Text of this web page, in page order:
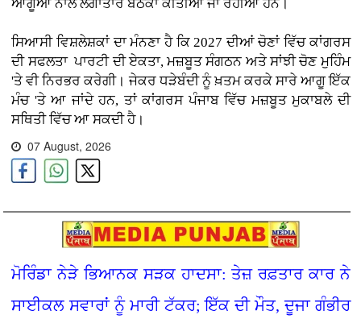
ਆਗੂਆਂ ਨਾਲ ਲਗਾਤਾਰ ਬੈਠਕਾਂ ਕੀਤੀਆਂ ਜਾ ਰਹੀਆਂ ਹਨ।
ਸਿਆਸੀ ਵਿਸ਼ਲੇਸ਼ਕਾਂ ਦਾ ਮੰਨਣਾ ਹੈ ਕਿ 2027 ਦੀਆਂ ਚੋਣਾਂ ਵਿੱਚ ਕਾਂਗਰਸ
ਦੀ ਸਫਲਤਾ ਪਾਰਟੀ ਦੀ ਏਕਤਾ, ਮਜ਼ਬੂਤ ਸੰਗਠਨ ਅਤੇ ਸਾਂਝੀ ਚੋਣ ਮੁਹਿੰਮ
'ਤੇ ਵੀ ਨਿਰਭਰ ਕਰੇਗੀ। ਜੇਕਰ ਧੜੇਬੰਦੀ ਨੂੰ ਖ਼ਤਮ ਕਰਕੇ ਸਾਰੇ ਆਗੂ ਇੱਕ
ਮੰਚ 'ਤੇ ਆ ਜਾਂਦੇ ਹਨ, ਤਾਂ ਕਾਂਗਰਸ ਪੰਜਾਬ ਵਿੱਚ ਮਜ਼ਬੂਤ ਮੁਕਾਬਲੇ ਦੀ
ਸਥਿਤੀ ਵਿੱਚ ਆ ਸਕਦੀ ਹੈ।
07 August, 2026
ਮੋਰਿੰਡਾ ਨੇੜੇ ਭਿਆਨਕ ਸੜਕ ਹਾਦਸਾ: ਤੇਜ਼ ਰਫ਼ਤਾਰ ਕਾਰ ਨੇ
ਸਾਈਕਲ ਸਵਾਰਾਂ ਨੂੰ ਮਾਰੀ ਟੱਕਰ; ਇੱਕ ਦੀ ਮੌਤ, ਦੂਜਾ ਗੰਭੀਰ